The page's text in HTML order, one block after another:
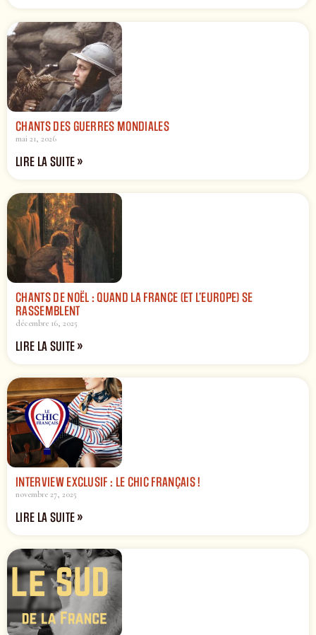
CHANTS DES GUERRES MONDIALES
mai 21, 2026
LIRE LA SUITE »
CHANTS DE NOËL : QUAND LA FRANCE (ET L’EUROPE) SE
RASSEMBLENT
décembre 16, 2025
LIRE LA SUITE »
INTERVIEW EXCLUSIF : LE CHIC FRANÇAIS !
novembre 27, 2025
LIRE LA SUITE »